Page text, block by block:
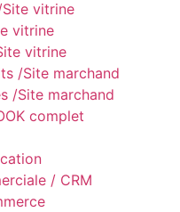
Site vitrine
vitrine
vitrine
/Site marchand
/Site marchand
complet
/ CRM